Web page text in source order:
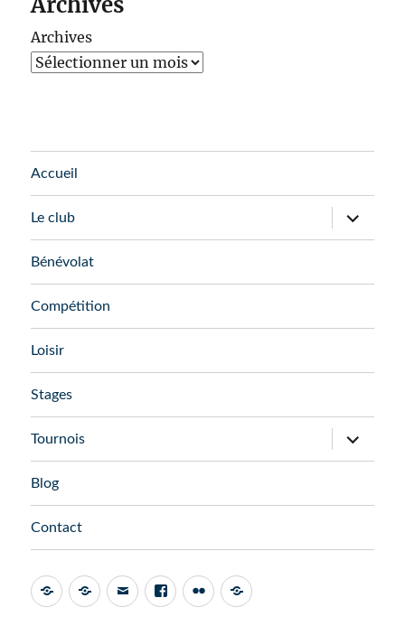
Archives
Accueil
Le club
ouvrir
le
sous-
Bénévolat
Compétition
Loisir
Stages
Tournois
ouvrir
le
sous-
Blog
Contact
AdminAssoConnect
Email Facebook
Flickr FFTT